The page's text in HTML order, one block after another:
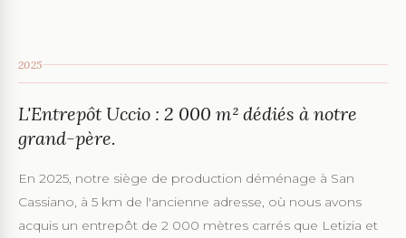
2025
L'Entrepôt Uccio : 2 000 m² dédiés à notre
grand-père.
En 2025, notre siège de production déménage à San
Cassiano, à 5 km de l'ancienne adresse, où nous avons
acquis un entrepôt de 2 000 mètres carrés que Letizia et